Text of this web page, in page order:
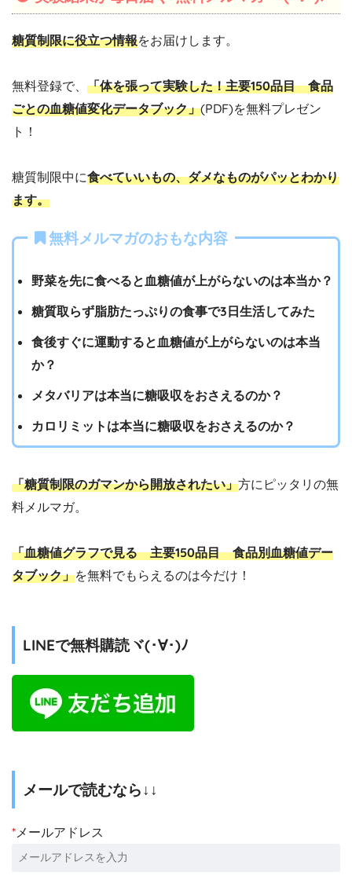
糖質制限に役立つ情報をお届けします。
無料登録で、 「体を張って実験した！主要150品目 食品
ごとの血糖値変化データブック」(PDF)を無料プレゼン
ト！
糖質制限中に食べていいもの、ダメなものがパッとわかり
ます。
無料メルマガのおもな内容
野菜を先に食べると血糖値が上がらないのは本当か？
糖質取らず脂肪たっぷりの食事で3日生活してみた
食後すぐに運動すると血糖値が上がらないのは本当
か？
メタバリアは本当に糖吸収をおさえるのか？
カロリミットは本当に糖吸収をおさえるのか？
「糖質制限のガマンから開放されたい」方にピッタリの無
料メルマガ。
「血糖値グラフで見る 主要150品目 食品別血糖値デー
タブック」を無料でもらえるのは今だけ！
LINEで無料購読ヾ(･∀･)ﾉ
メールで読むなら↓↓
* メールアドレス